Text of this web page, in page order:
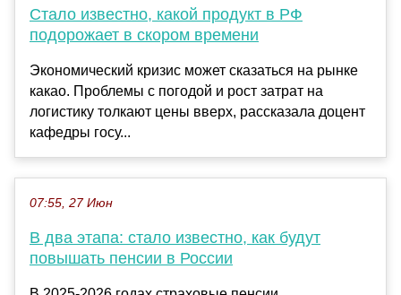
Стало известно, какой продукт в РФ
подорожает в скором времени
Экономический кризис может сказаться на рынке
какао. Проблемы с погодой и рост затрат на
логистику толкают цены вверх, рассказала доцент
кафедры госу...
07:55, 27 Июн
В два этапа: стало известно, как будут
повышать пенсии в России